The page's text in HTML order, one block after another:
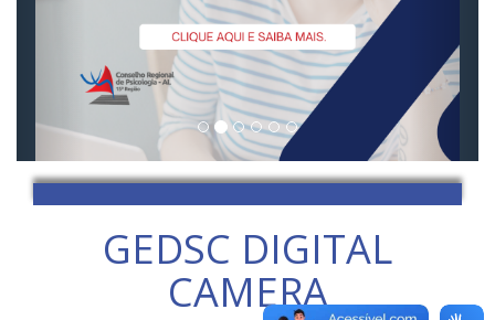
GEDSC DIGITAL
CAMERA